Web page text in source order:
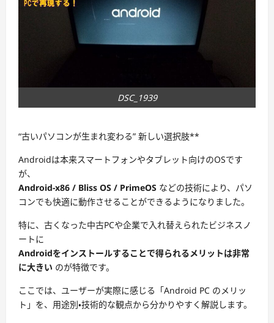
DSC_1939
“古いパソコンが生まれ変わる” 新しい選択肢**
Androidは本来スマートフォンやタブレット向けのOSです
が、
Android-x86 / Bliss OS / PrimeOS などの技術により、パソ
コンでも快適に動作させることができるようになりました。
特に、古くなった中古PCや企業で入れ替えられたビジネスノ
ートに
Androidをインストールすることで得られるメリットは非常
に大きい のが特徴です。
ここでは、ユーザーが実際に感じる「Android PC のメリッ
ト」を、用途別・技術的な観点から分かりやすく解説します。